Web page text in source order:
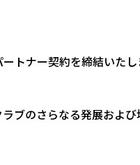
トナー契約を締結いた
ブのさらなる発展およ